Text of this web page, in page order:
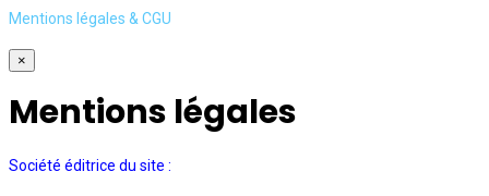
Mentions légales & CGU
×
Mentions légales
Société éditrice du site :